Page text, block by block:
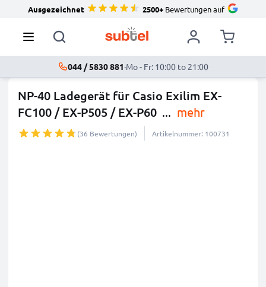
Ausgezeichnet 2500+Bewertungen auf
044 / 5830 881·Mo - Fr: 10:00 to 21:00
NP-40 Ladegerät für Casio Exilim EX-
FC100 / EX-P505 / EX-P60 ... mehr
(36 Bewertungen) Artikelnummer: 100731